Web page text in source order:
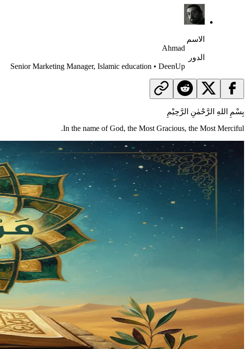
الاسم
Ahmad
الدور
Senior Marketing Manager, Islamic education • DeenUp
بِسْمِ اللهِ الرَّحْمٰنِ الرَّحِيْمِ
In the name of God, the Most Gracious, the Most Merciful.